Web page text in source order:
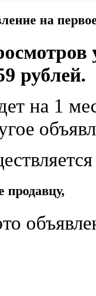
на
рублей.
на 1
продавцу,